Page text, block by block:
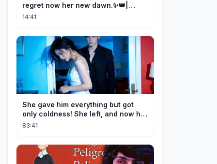
regret now her new dawn.✨👑|
DramaBox
14:41
She gave him everything but got
only coldness! She left, and now he
is dying of regret!
83:41